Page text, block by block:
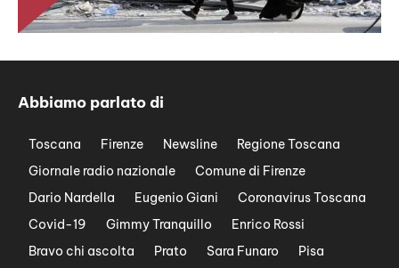
Abbiamo parlato di
Toscana Firenze Newsline
Regione Toscana
Giornale radio nazionale
Comune di Firenze
Dario Nardella
Eugenio Giani
Coronavirus Toscana
Covid-19
Gimmy Tranquillo
Enrico Rossi
Bravo chi ascolta
Prato Sara Funaro
Pisa